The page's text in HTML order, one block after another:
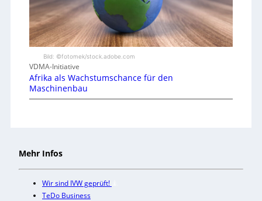
Bild: ©fotomek/stock.adobe.com
VDMA-Initiative
Afrika als Wachstumschance für den
Maschinenbau
Mehr Infos
Wir sind IVW geprüft!
TeDo Business